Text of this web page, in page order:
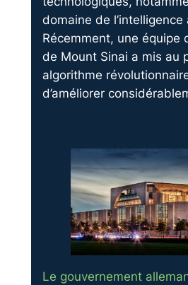
domaine de
Récemment, une équipe
de Mount Sinai a mis au
algorithme
d’améliorer
Le gouvernement